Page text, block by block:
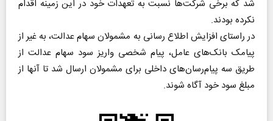
شد که برخی شرکت‌ها نسبت به تعهدات خود در این زمینه اقدام
نکرده بودند.
در راستای افزایش اطلاع رسانی به مشمولان سهام عدالت، به غیر از
پیامک بانک‌های عامل، پیام شخصی واریز سود سهام عدالت از
طریق سه پیام‌رسان‌های داخلی برای مشمولان ارسال شد تا آنها از
مبلغ سود خود آگاه شوند.